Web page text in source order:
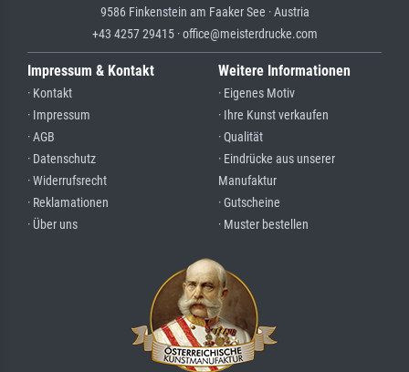
9586 Finkenstein am Faaker See · Austria
+43 4257 29415 · office@meisterdrucke.com
Impressum & Kontakt
· Kontakt
· Impressum
· AGB
· Datenschutz
· Widerrufsrecht
· Reklamationen
· Über uns
Weitere Informationen
· Eigenes Motiv
· Ihre Kunst verkaufen
· Qualität
· Eindrücke aus unserer
Manufaktur
· Gutscheine
· Muster bestellen